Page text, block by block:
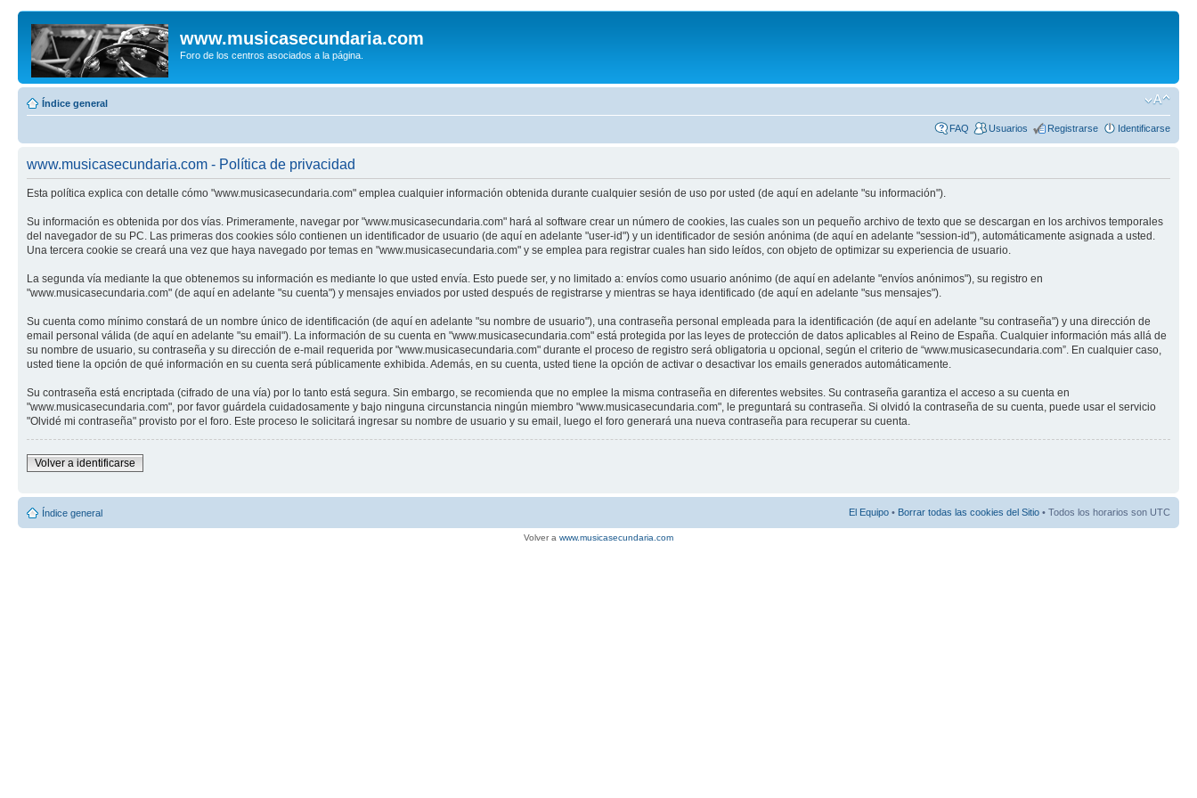
www.musicasecundaria.com
Foro de los centros asociados a la página.
Índice general
FAQ Usuarios Registrarse Identificarse
www.musicasecundaria.com - Política de privacidad
Esta política explica con detalle cómo "www.musicasecundaria.com" emplea cualquier información obtenida durante cualquier sesión de uso por usted (de aquí en adelante "su información").
Su información es obtenida por dos vías. Primeramente, navegar por "www.musicasecundaria.com" hará al software crear un número de cookies, las cuales son un pequeño archivo de texto que se descargan en los archivos temporales
del navegador de su PC. Las primeras dos cookies sólo contienen un identificador de usuario (de aquí en adelante "user-id") y un identificador de sesión anónima (de aquí en adelante "session-id"), automáticamente asignada a usted.
Una tercera cookie se creará una vez que haya navegado por temas en "www.musicasecundaria.com" y se emplea para registrar cuales han sido leídos, con objeto de optimizar su experiencia de usuario.
La segunda vía mediante la que obtenemos su información es mediante lo que usted envía. Esto puede ser, y no limitado a: envíos como usuario anónimo (de aquí en adelante "envíos anónimos"), su registro en
"www.musicasecundaria.com" (de aquí en adelante "su cuenta") y mensajes enviados por usted después de registrarse y mientras se haya identificado (de aquí en adelante "sus mensajes").
Su cuenta como mínimo constará de un nombre único de identificación (de aquí en adelante "su nombre de usuario"), una contraseña personal empleada para la identificación (de aquí en adelante "su contraseña") y una dirección de
email personal válida (de aquí en adelante "su email"). La información de su cuenta en "www.musicasecundaria.com" está protegida por las leyes de protección de datos aplicables al Reino de España. Cualquier información más allá de
su nombre de usuario, su contraseña y su dirección de e-mail requerida por "www.musicasecundaria.com" durante el proceso de registro será obligatoria u opcional, según el criterio de “www.musicasecundaria.com”. En cualquier caso,
usted tiene la opción de qué información en su cuenta será públicamente exhibida. Además, en su cuenta, usted tiene la opción de activar o desactivar los emails generados automáticamente.
Su contraseña está encriptada (cifrado de una vía) por lo tanto está segura. Sin embargo, se recomienda que no emplee la misma contraseña en diferentes websites. Su contraseña garantiza el acceso a su cuenta en
"www.musicasecundaria.com", por favor guárdela cuidadosamente y bajo ninguna circunstancia ningún miembro "www.musicasecundaria.com", le preguntará su contraseña. Si olvidó la contraseña de su cuenta, puede usar el servicio
"Olvidé mi contraseña" provisto por el foro. Este proceso le solicitará ingresar su nombre de usuario y su email, luego el foro generará una nueva contraseña para recuperar su cuenta.
Volver a identificarse
Índice general El Equipo • Borrar todas las cookies del Sitio • Todos los horarios son UTC
Volver a www.musicasecundaria.com